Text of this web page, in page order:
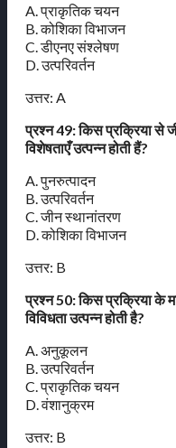
A. प्राकृतिक चयन
B. कोशिका विभाजन
C. डीएनए संश्लेषण
D. उत्परिवर्तन
उत्तर: A
प्रश्न 49: किस प्रक्रिया से
विशेषताएँ उत्पन्न होती हैं?
A. पुनरुत्पादन
B. उत्परिवर्तन
C. जीन स्थानांतरण
D. कोशिका विभाजन
उत्तर: B
प्रश्न 50: किस प्रक्रिया के
विविधता उत्पन्न होती है?
A. अनुकूलन
B. उत्परिवर्तन
C. प्राकृतिक चयन
D. वंशानुक्रम
उत्तर: B